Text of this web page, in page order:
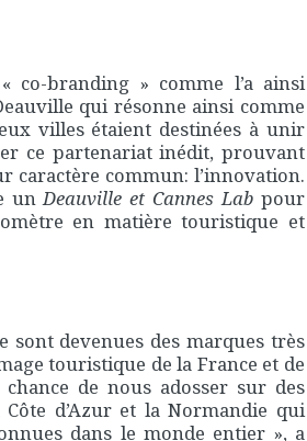
co-branding » comme l’a ainsi
qui résonne ainsi comme
villes étaient destinées à unir
ce partenariat inédit, prouvant
caractère commun: l’innovation.
unDeauville et Cannes Lab pour
en matière touristique et
sont devenues des marques très
touristique de la France et de
de nous adosser sur des
d’Azur et la Normandie qui
dans le monde entier », a